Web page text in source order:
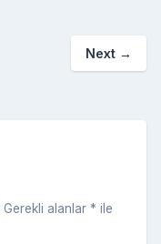
er
Next →
Gerekli alanlar * ile